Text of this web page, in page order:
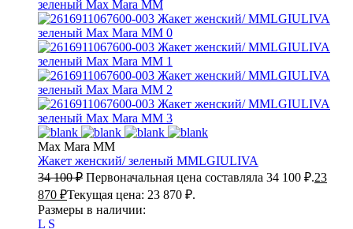
Max Mara MM
Жакет женский/ зеленый MMLGIULIVA
34 100₽ Первоначальная цена составляла 34 100 ₽.23
870 ₽Текущая цена: 23 870 ₽.
Размеры в наличии:
L S